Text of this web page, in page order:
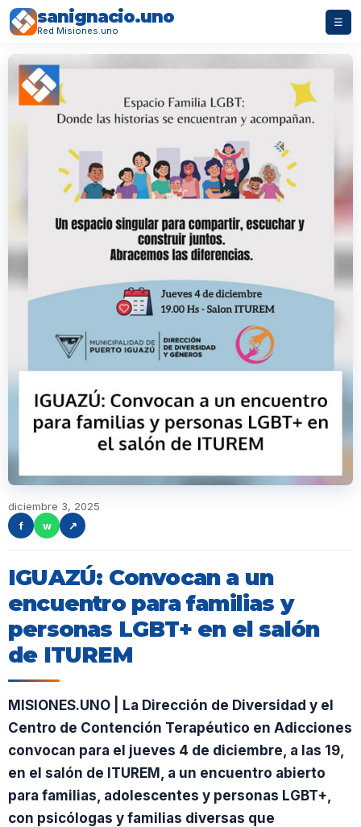
sanignacio.uno
Red Misiones.uno
☰
diciembre 3, 2025
f
w ↗
IGUAZÚ: Convocan a un
encuentro para familias y
personas LGBT+ en el salón
de ITUREM
MISIONES.UNO | La Dirección de Diversidad y el
Centro de Contención Terapéutico en Adicciones
convocan para el jueves 4 de diciembre, a las 19,
en el salón de ITUREM, a un encuentro abierto
para familias, adolescentes y personas LGBT+,
con psicólogas y familias diversas que